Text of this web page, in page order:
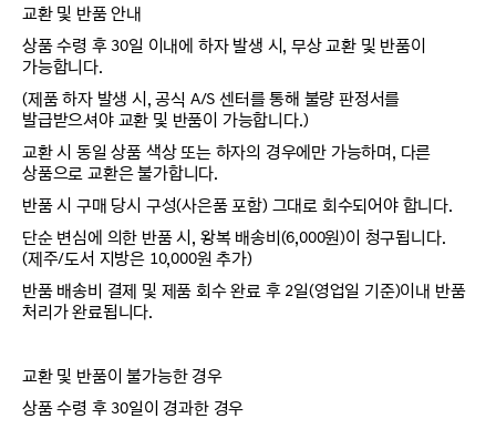
교환 및 반품 안내
상품 수령 후 30일 이내에 하자 발생 시, 무상 교환 및 반품이
가능합니다.
(제품 하자 발생 시, 공식 A/S 센터를 통해 불량 판정서를
발급받으셔야 교환 및 반품이 가능합니다.)
교환 시 동일 상품 색상 또는 하자의 경우에만 가능하며, 다른
상품으로 교환은 불가합니다.
반품 시 구매 당시 구성(사은품 포함) 그대로 회수되어야 합니다.
단순 변심에 의한 반품 시, 왕복 배송비(6,000원)이 청구됩니다.
(제주/도서 지방은 10,000원 추가)
반품 배송비 결제 및 제품 회수 완료 후 2일(영업일 기준)이내 반품
처리가 완료됩니다.
교환 및 반품이 불가능한 경우
상품 수령 후 30일이 경과한 경우